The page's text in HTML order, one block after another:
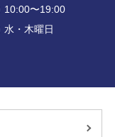
10:00〜19:00
水・木曜日